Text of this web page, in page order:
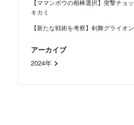
【ママンボウの相棒選択】突撃チョッ
キカミ
【新たな戦術を考察】剣舞グライオン
アーカイブ
2024年